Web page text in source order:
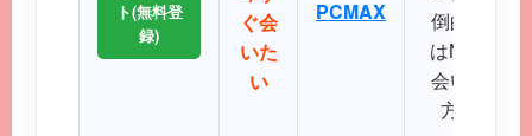
ト(無料登
録)
ぐ会
いた
い
PCMAX
倒的で、
はNo.1で
会いたい
方に最適